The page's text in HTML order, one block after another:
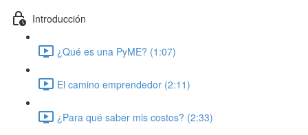
Introducción
¿Qué es una PyME? (1:07)
El camino emprendedor (2:11)
¿Para qué saber mis costos? (2:33)